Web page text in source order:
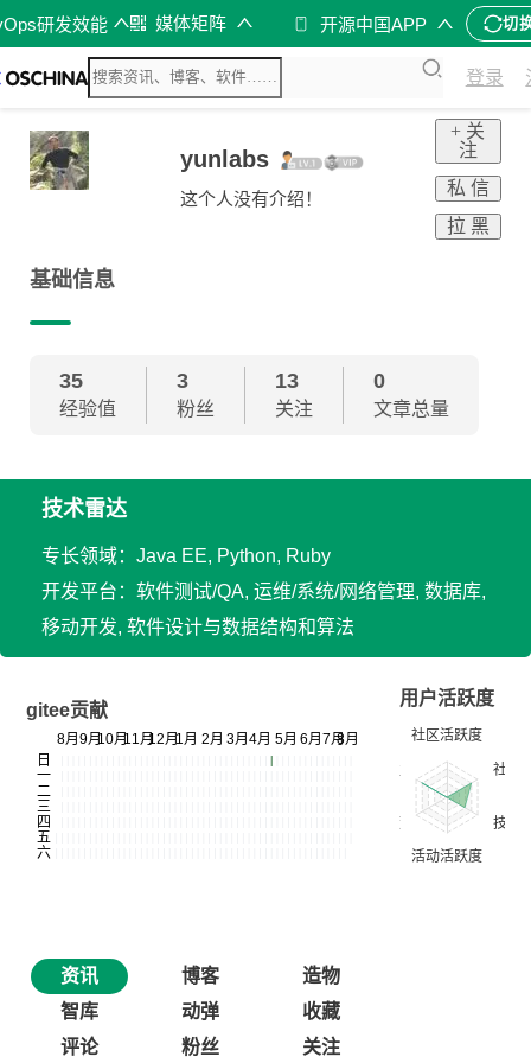
研发效能 媒体矩阵 开源中国APP 切
登录
yunlabs
这个人没有介绍！
+ 关
注
私 信
拉 黑
基础信息
35
经验值
3
粉丝
13
关注
0
文章总量
技术雷达
专长领域：Java EE, Python, Ruby
开发平台：软件测试/QA, 运维/系统/网络管理, 数据库,
移动开发, 软件设计与数据结构和算法
gitee贡献
用户活跃度
资讯 博客
造物
智库
动弹
收藏
评论
粉丝 关注